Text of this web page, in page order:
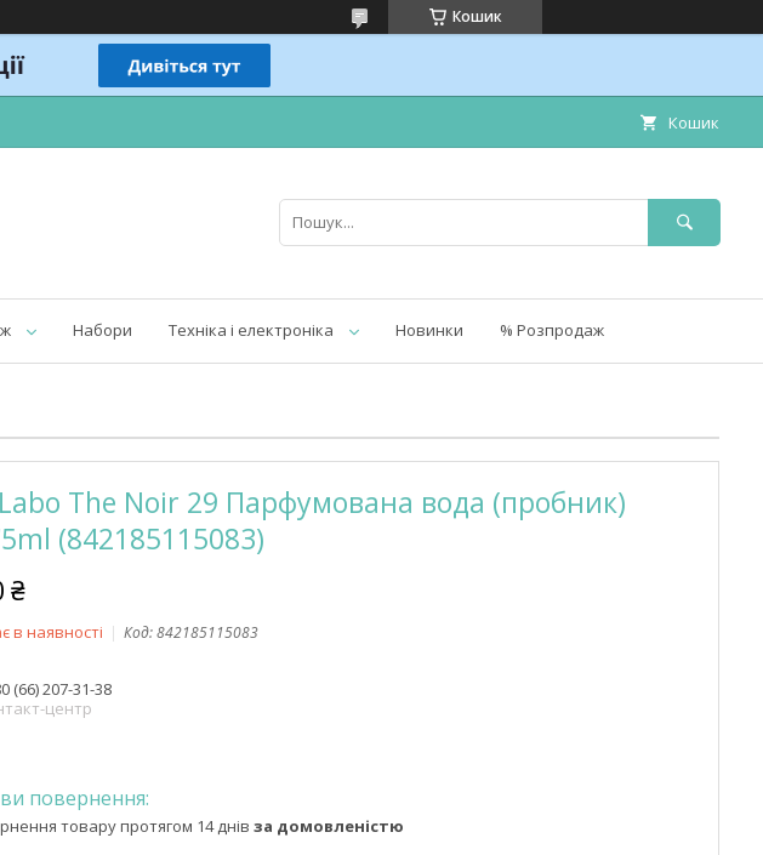
Кошик
Кошик
Набори Техніка і електроніка Новинки % Розпродаж
The Noir 29 Парфумована вода (пробник)
(842185115083)
₴
в наявності Код:842185115083
(66) 207-31-38
центр
товару протягом 14 днів за домовленістю